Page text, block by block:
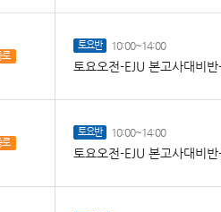
로
토요반 10:00~14:00
토요오전-EJU 본고사대비
로
토요반 10:00~14:00
토요오전-EJU 본고사대비